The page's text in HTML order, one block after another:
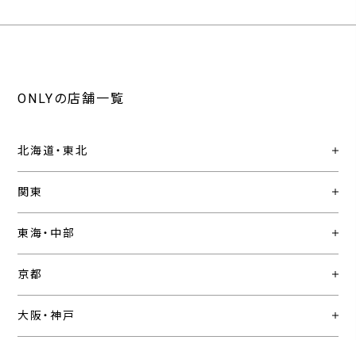
ONLYの店舗一覧
北海道・東北
関東
東海・中部
京都
大阪・神戸